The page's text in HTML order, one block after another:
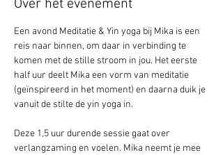
Over het evenement
Een avond Meditatie & Yin yoga bij Mika is een
reis naar binnen, om daar in verbinding te
komen met de stille stroom in jou. Het eerste
half uur deelt Mika een vorm van meditatie
(geïnspireerd in het moment) en daarna duik je
vanuit de stilte de yin yoga in.
Deze 1,5 uur durende sessie gaat over
verlangzaming en voelen. Mika neemt je mee